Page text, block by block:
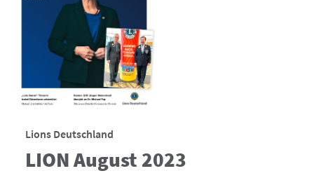
Lions Deutschland
LION August 2023